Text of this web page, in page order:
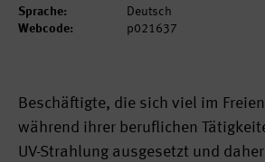
Sprache:
Deutsch
Webcode:
p021637
Beschäftigte, die sich viel im
während ihrer beruflichen
UV-Strahlung ausgesetzt und